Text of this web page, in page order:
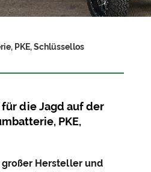
PKE, Schlüssellos
die Jagd auf der
PKE,
großer Hersteller und